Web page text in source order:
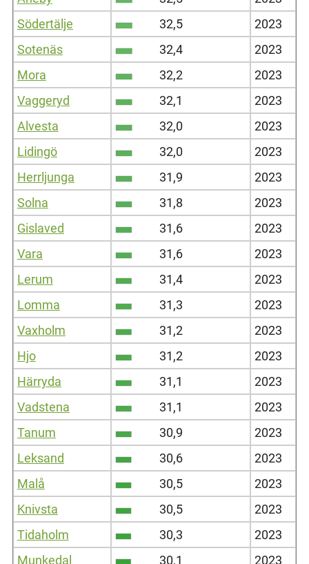
Södertälje
32,5
2023
Sotenäs
32,4
2023
Mora
32,2
2023
Vaggeryd
32,1
2023
Alvesta
32,0
2023
Lidingö
32,0
2023
Herrljunga
31,9
2023
Solna
31,8
2023
Gislaved
31,6
2023
Vara
31,6
2023
Lerum
31,4
2023
Lomma
31,3
2023
Vaxholm
31,2
2023
Hjo
31,2
2023
Härryda
31,1
2023
Vadstena
31,1
2023
Tanum
30,9
2023
Leksand
30,6
2023
Malå
30,5
2023
Knivsta
30,5
2023
Tidaholm
30,3
2023
Munkedal
30,1
2023